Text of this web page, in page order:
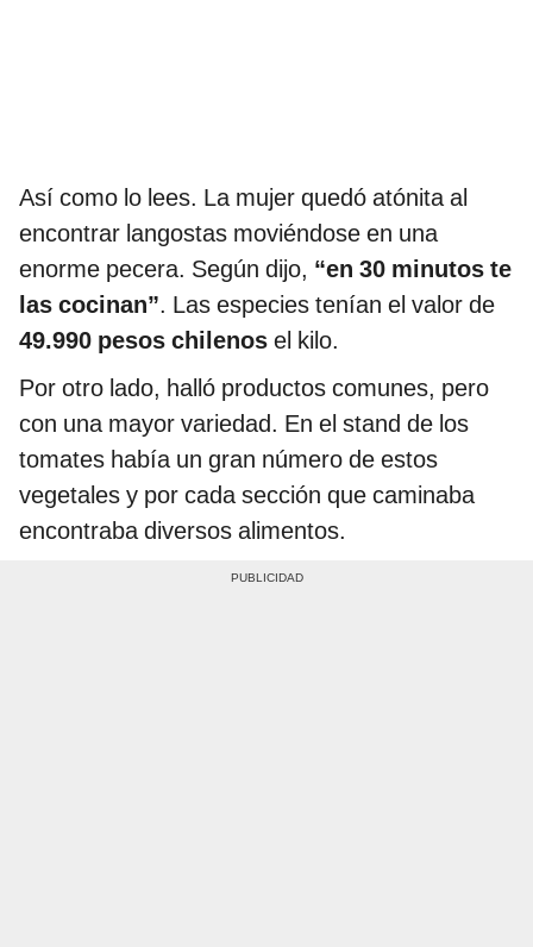
Así como lo lees. La mujer quedó atónita al
encontrar langostas moviéndose en una
enorme pecera. Según dijo, “en 30 minutos te
las cocinan”. Las especies tenían el valor de
49.990 pesos chilenos el kilo.
Por otro lado, halló productos comunes, pero
con una mayor variedad. En el stand de los
tomates había un gran número de estos
vegetales y por cada sección que caminaba
encontraba diversos alimentos.